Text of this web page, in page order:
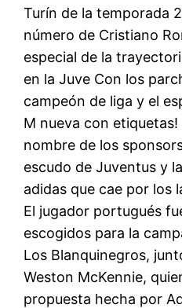
Turín de la temporada
número de Cristiano
especial de la
en la Juve Con los
campeón de liga y el
M nueva con
nombre de los
escudo de Juventus y
adidas que cae por los
El jugador portugués
escogidos para la
Los Blanquinegros,
Weston McKennie,
propuesta hecha por